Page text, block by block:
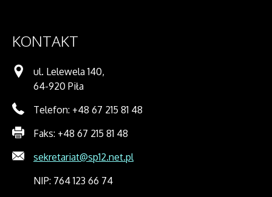
KONTAKT
ul. Lelewela 140,
64-920 Piła
Telefon: +48 67 215 81 48
Faks: +48 67 215 81 48
sekretariat@sp12.net.pl
NIP: 764 123 66 74